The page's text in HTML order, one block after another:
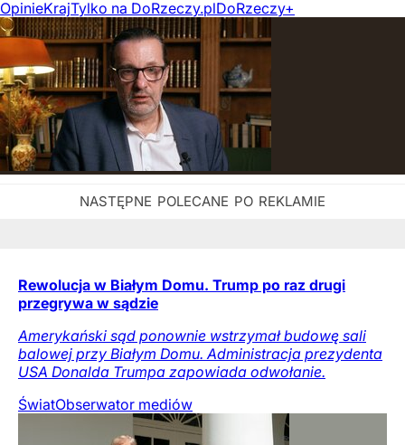
OpinieKrajTylko na DoRzeczy.plDoRzeczy+
Rewolucja w Białym Domu. Trump po raz drugi
przegrywa w sądzie
Amerykański sąd ponownie wstrzymał budowę sali
balowej przy Białym Domu. Administracja prezydenta
USA Donalda Trumpa zapowiada odwołanie.
ŚwiatObserwator mediów